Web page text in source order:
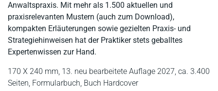
Anwaltspraxis. Mit mehr als 1.500 aktuellen und
praxisrelevanten Mustern (auch zum Download),
kompakten Erläuterungen sowie gezielten Praxis- und
Strategiehinweisen hat der Praktiker stets geballtes
Expertenwissen zur Hand.
170 X 240 mm, 13. neu bearbeitete Auflage 2027, ca. 3.400
Seiten, Formularbuch, Buch Hardcover